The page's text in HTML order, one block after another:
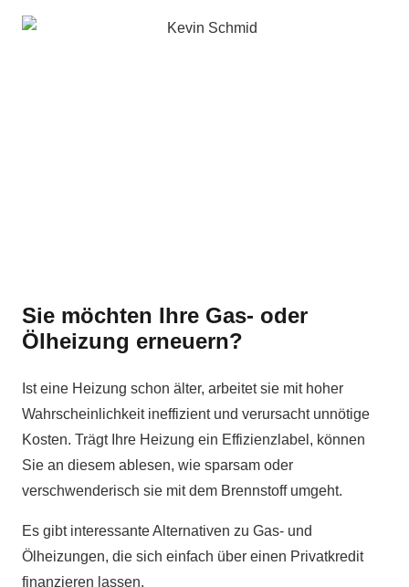
Sie möchten Ihre Gas- oder
Ölheizung erneuern?
Ist eine Heizung schon älter, arbeitet sie mit hoher
Wahrscheinlichkeit ineffizient und verursacht unnötige
Kosten. Trägt Ihre Heizung ein Effizienzlabel, können
Sie an diesem ablesen, wie sparsam oder
verschwenderisch sie mit dem Brennstoff umgeht.
Es gibt interessante Alternativen zu Gas- und
Ölheizungen, die sich einfach über einen Privatkredit
finanzieren lassen.